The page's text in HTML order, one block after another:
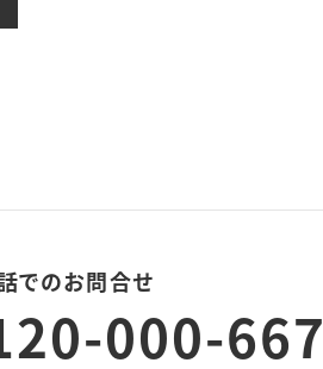
でのお問合せ
000-667